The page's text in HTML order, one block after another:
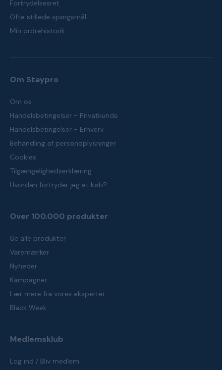
Fortrydelsesret
Ofte stillede spørgsmål
Min ordrehistorik
Om Staypro
Om os
Handelsbetingelser - Privatkunde
Handelsbetingelser - Erhverv
Behandling af personoplysninger
Cookies
Tilgængelighedserklæring
Hvordan fortryder jeg et køb?
Over 100.000 produkter
Se alle produkter
Varemærker
Nyheder
Kampagner
Lær mere fra vores eksperter
Black Week
Medlemsklub
Log ind / Bliv medlem